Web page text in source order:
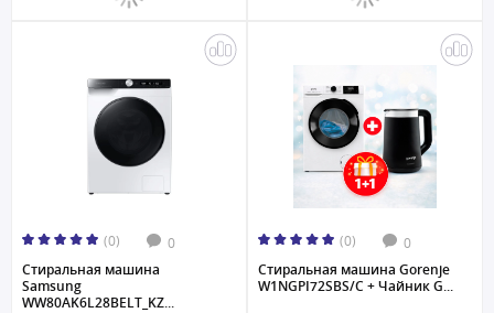
(0) 0
Стиральная машина
Samsung
WW80AK6L28BELT_KZ...
(0) 0
Стиральная машина Gorenje
W1NGPI72SBS/C + Чайник G...